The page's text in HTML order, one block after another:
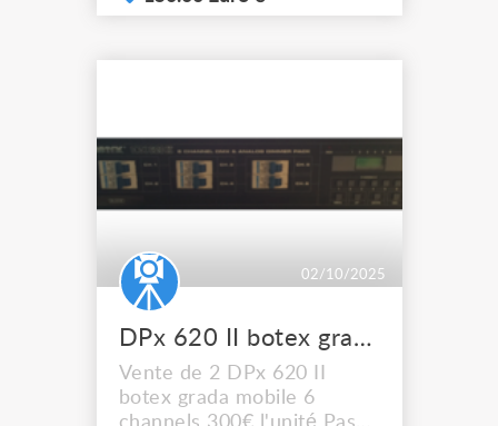
événementiel ou
13015 ou livraison possible
sur dema...
02/10/2025
DPx 620 II botex grada mobile 6 channels
Vente de 2 DPx 620 II
botex grada mobile 6